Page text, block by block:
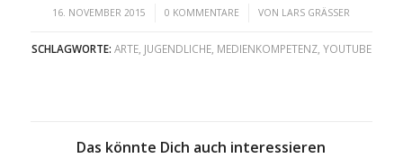
16. NOVEMBER 2015
/ 0 KOMMENTARE
/ VON LARS GRÄSSER
SCHLAGWORTE: ARTE, JUGENDLICHE, MEDIENKOMPETENZ, YOUTUBE
Das könnte Dich auch interessieren